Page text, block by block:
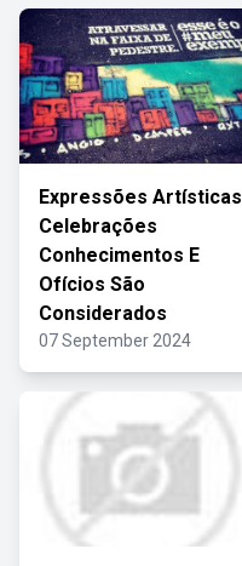
Expressões Artísticas
Celebrações
Conhecimentos E
Ofícios São
Considerados
07 September 2024